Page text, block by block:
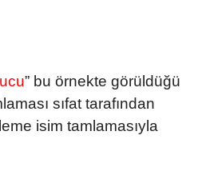
ucu” bu örnekte görüldüğü
sıfat tarafından
isim tamlamasıyla